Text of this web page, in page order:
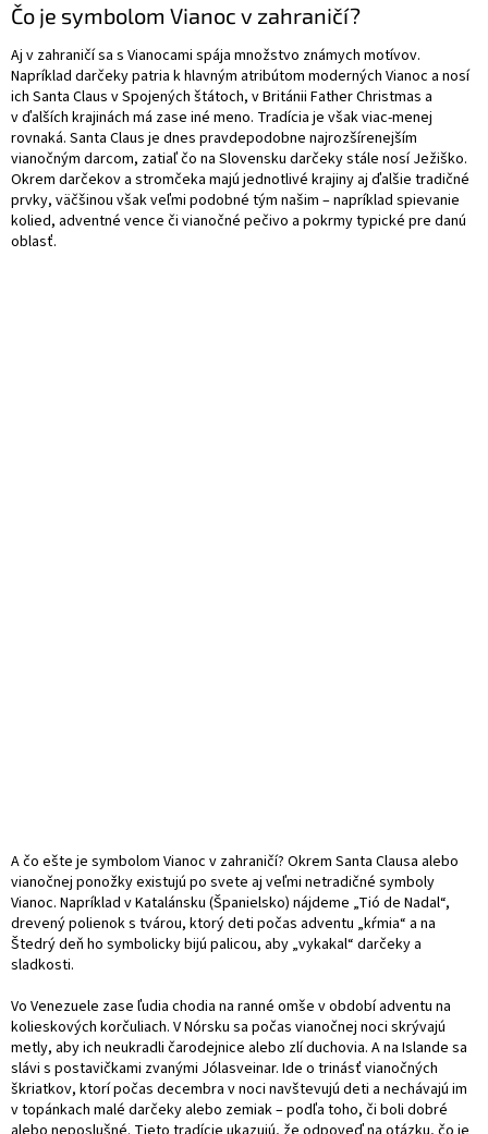
Čo je symbolom Vianoc v zahraničí?
Aj v zahraničí sa s Vianocami spája množstvo známych motívov.
Napríklad darčeky patria k hlavným atribútom moderných Vianoc a nosí
ich Santa Claus v Spojených štátoch, v Británii Father Christmas a
v ďalších krajinách má zase iné meno. Tradícia je však viac-menej
rovnaká. Santa Claus je dnes pravdepodobne najrozšírenejším
vianočným darcom, zatiaľ čo na Slovensku darčeky stále nosí Ježiško.
Okrem darčekov a stromčeka majú jednotlivé krajiny aj ďalšie tradičné
prvky, väčšinou však veľmi podobné tým našim – napríklad spievanie
kolied, adventné vence či vianočné pečivo a pokrmy typické pre danú
oblasť.
A čo ešte je symbolom Vianoc v zahraničí? Okrem Santa Clausa alebo
vianočnej ponožky existujú po svete aj veľmi netradičné symboly
Vianoc. Napríklad v Katalánsku (Španielsko) nájdeme „Tió de Nadal“,
drevený polienok s tvárou, ktorý deti počas adventu „kŕmia“ a na
Štedrý deň ho symbolicky bijú palicou, aby „vykakal“ darčeky a
sladkosti.
Vo Venezuele zase ľudia chodia na ranné omše v období adventu na
kolieskových korčuliach. V Nórsku sa počas vianočnej noci skrývajú
metly, aby ich neukradli čarodejnice alebo zlí duchovia. A na Islande sa
slávi s postavičkami zvanými Jólasveinar. Ide o trinásť vianočných
škriatkov, ktorí počas decembra v noci navštevujú deti a nechávajú im
v topánkach malé darčeky alebo zemiak – podľa toho, či boli dobré